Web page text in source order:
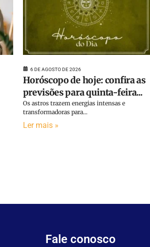
6 DE AGOSTO DE 2026
Horóscopo de hoje: confira as
previsões para quinta-feira...
Os astros trazem energias intensas e
transformadoras para...
Ler mais »
Fale conosco